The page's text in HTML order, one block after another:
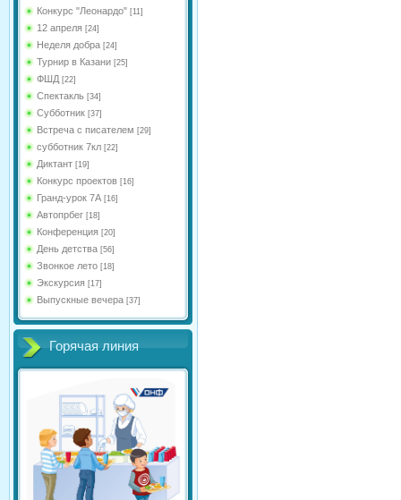
Конкурс "Леонардо" [11]
12 апреля [24]
Неделя добра [24]
Турнир в Казани [25]
ФШД [22]
Спектакль [34]
Субботник [37]
Встреча с писателем [29]
субботник 7кл [22]
Диктант [19]
Конкурс проектов [16]
Гранд-урок 7А [16]
Автопрбег [18]
Конференция [20]
День детства [56]
Звонкое лето [18]
Экскурсия [17]
Выпускные вечера [37]
Горячая линия